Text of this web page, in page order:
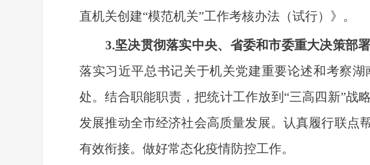
直机关创建“模范机关”工作考核办法（试行）》。
3.坚决贯彻落实中央、省委和市委重大决策部署
落实习近平总书记关于机关党建重要论述和考察
处。结合职能职责，把统计工作放到“三高四新”战
发展推动全市经济社会高质量发展。认真履行联点
有效衔接。做好常态化疫情防控工作。